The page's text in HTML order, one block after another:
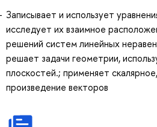
Записывает и использует
исследует их взаимное
решений систем линейных
решает задачи геометрии,
плоскостей.; применяет
произведение векторов